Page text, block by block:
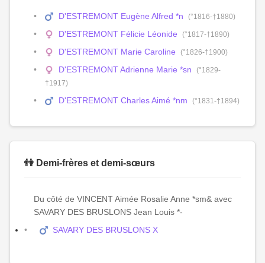
D'ESTREMONT Eugène Alfred *n (°1816-†1880)
D'ESTREMONT Félicie Léonide (°1817-†1890)
D'ESTREMONT Marie Caroline (°1826-†1900)
D'ESTREMONT Adrienne Marie *sn
(°1829-
†1917)
D'ESTREMONT Charles Aimé *nm (°1831-†1894)
👫 Demi-frères et demi-sœurs
Du côté de VINCENT Aimée Rosalie Anne *sm& avec
SAVARY DES BRUSLONS Jean Louis *-
SAVARY DES BRUSLONS X